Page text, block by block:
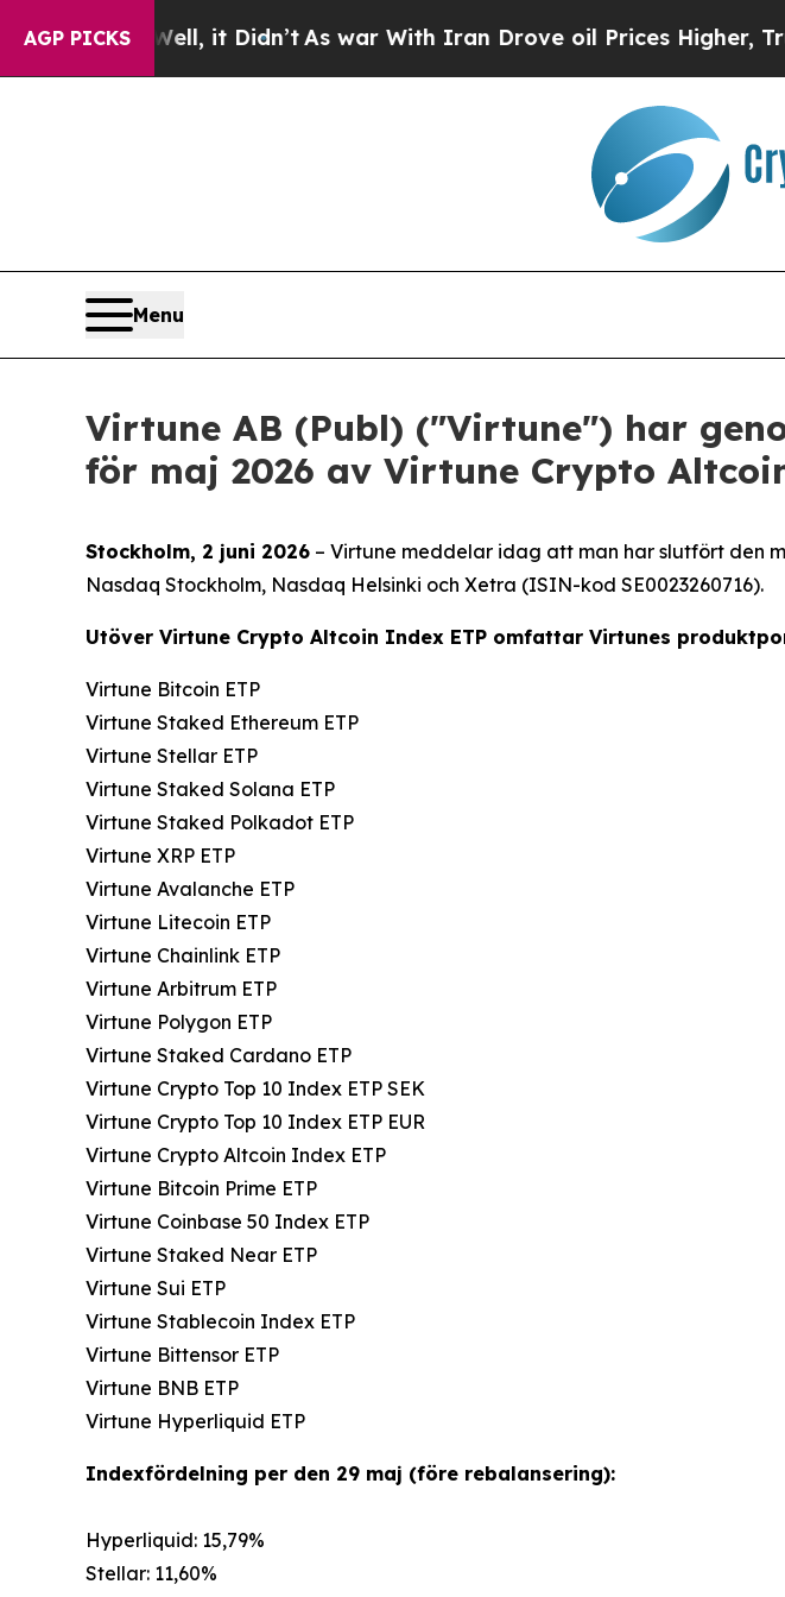
AGP PICKS
Well, it Didn’tAs war With Iran Drove oil Prices Higher, Trump
Menu
Virtune AB (Publ) ("Virtune") har
för maj 2026 av Virtune Crypto
Stockholm, 2 juni 2026 – Virtune meddelar idag att man har slutfört den
Nasdaq Stockholm, Nasdaq Helsinki och Xetra (ISIN-kod SE0023260716).
Utöver Virtune Crypto Altcoin Index ETP omfattar Virtunes
Virtune Bitcoin ETP
Virtune Staked Ethereum ETP
Virtune Stellar ETP
Virtune Staked Solana ETP
Virtune Staked Polkadot ETP
Virtune XRP ETP
Virtune Avalanche ETP
Virtune Litecoin ETP
Virtune Chainlink ETP
Virtune Arbitrum ETP
Virtune Polygon ETP
Virtune Staked Cardano ETP
Virtune Crypto Top 10 Index ETP SEK
Virtune Crypto Top 10 Index ETP EUR
Virtune Crypto Altcoin Index ETP
Virtune Bitcoin Prime ETP
Virtune Coinbase 50 Index ETP
Virtune Staked Near ETP
Virtune Sui ETP
Virtune Stablecoin Index ETP
Virtune Bittensor ETP
Virtune BNB ETP
Virtune Hyperliquid ETP
Indexfördelning per den 29 maj (före rebalansering):
Hyperliquid: 15,79%
Stellar: 11,60%